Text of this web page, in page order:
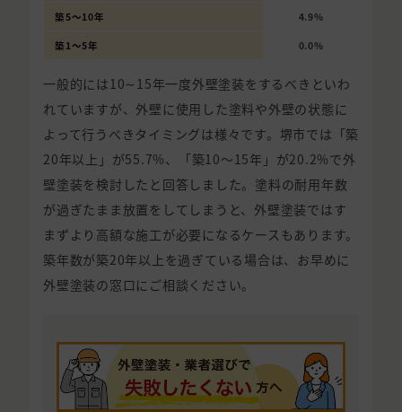
築5〜10年 4.9%
築1〜5年 0.0%
一般的には10∼15年一度外壁塗装をするべきといわ
れていますが、外壁に使用した塗料や外壁の状態に
よって行うべきタイミングは様々です。堺市では「築
20年以上」が55.7%、「築10〜15年」が20.2%で外
壁塗装を検討したと回答しました。塗料の耐用年数
が過ぎたまま放置をしてしまうと、外壁塗装ではす
まずより高額な施工が必要になるケースもあります。
築年数が築20年以上を過ぎている場合は、お早めに
外壁塗装の窓口にご相談ください。